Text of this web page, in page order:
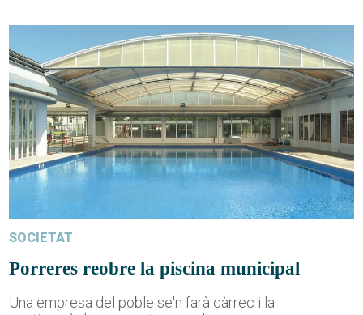
SOCIETAT
Porreres reobre la piscina municipal
Una empresa del poble se'n farà càrrec i la